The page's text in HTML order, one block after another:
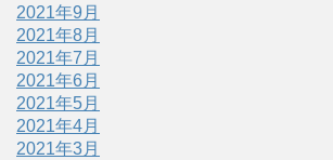
2021年9月
2021年8月
2021年7月
2021年6月
2021年5月
2021年4月
2021年3月